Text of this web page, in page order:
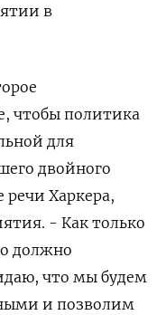
в
чтобы политика
для
двойного
речи Харкера,
- Как только
должно
что мы будем
и позволим